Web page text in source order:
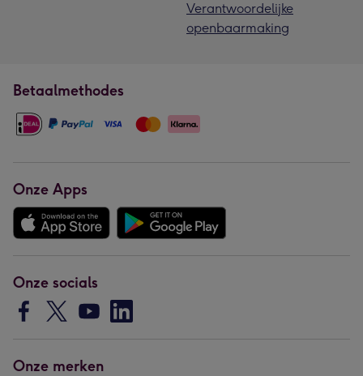
Verantwoordelijke
openbaarmaking
Betaalmethodes
Onze Apps
Onze socials
Onze merken